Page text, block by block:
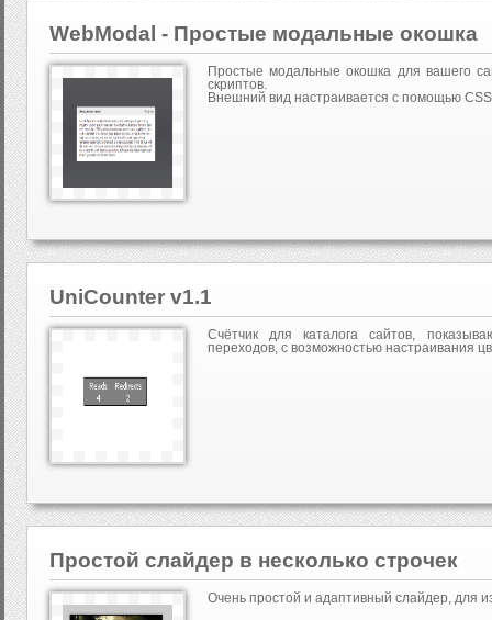
WebModal - Простые модальные окошка
Простые модальные окошка для вашего
скриптов.
Внешний вид настраивается с помощью
UniCounter v1.1
Счётчик для каталога сайтов,
переходов, с возможностью настраивания
Простой слайдер в несколько строчек
Очень простой и адаптивный слайдер, для